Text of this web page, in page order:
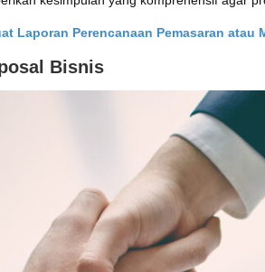
Laporan Perencanaan Pemasaran atau
Bisnis